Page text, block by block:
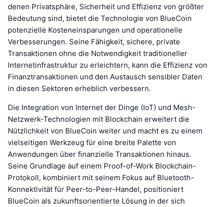
denen Privatsphäre, Sicherheit und Effizienz von größter
Bedeutung sind, bietet die Technologie von BlueCoin
potenzielle Kosteneinsparungen und operationelle
Verbesserungen. Seine Fähigkeit, sichere, private
Transaktionen ohne die Notwendigkeit traditioneller
Internetinfrastruktur zu erleichtern, kann die Effizienz von
Finanztransaktionen und den Austausch sensibler Daten
in diesen Sektoren erheblich verbessern.
Die Integration von Internet der Dinge (IoT) und Mesh-
Netzwerk-Technologien mit Blockchain erweitert die
Nützlichkeit von BlueCoin weiter und macht es zu einem
vielseitigen Werkzeug für eine breite Palette von
Anwendungen über finanzielle Transaktionen hinaus.
Seine Grundlage auf einem Proof-of-Work Blockchain-
Protokoll, kombiniert mit seinem Fokus auf Bluetooth-
Konnektivität für Peer-to-Peer-Handel, positioniert
BlueCoin als zukunftsorientierte Lösung in der sich